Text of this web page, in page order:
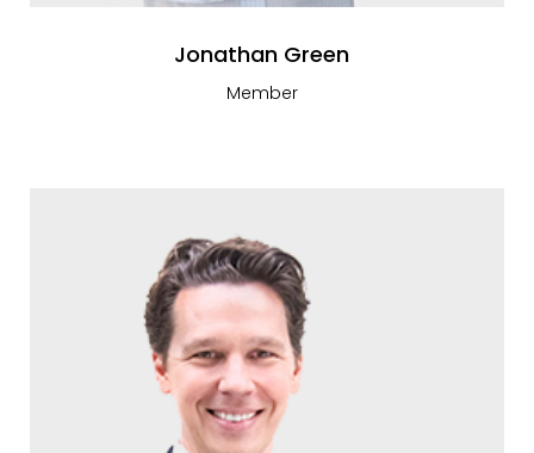
Jonathan Green
Member